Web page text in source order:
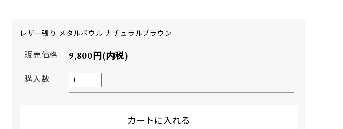
レザー張り メタルボウル ナチュラルブラウン
販売価格 9,800円(内税)
購入数